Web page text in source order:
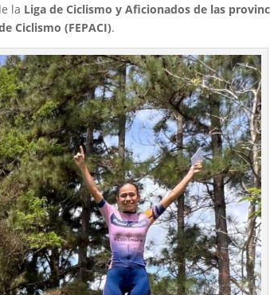
la Liga de Ciclismo y Aficionados de las
Ciclismo (FEPACI).